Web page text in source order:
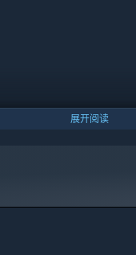
展开阅读